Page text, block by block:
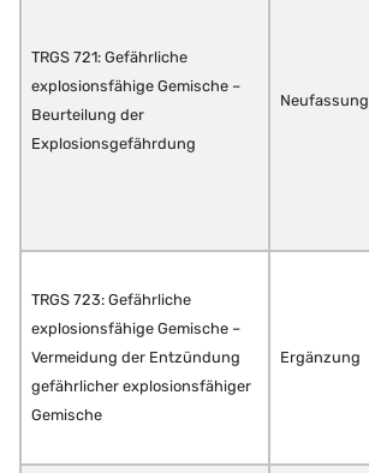
TRGS 721: Gefährliche
explosionsfähige Gemische –
Beurteilung der
Explosionsgefährdung
Neufassung
TRGS 723: Gefährliche
explosionsfähige Gemische –
Vermeidung der Entzündung
gefährlicher explosionsfähiger
Gemische
Ergänzung